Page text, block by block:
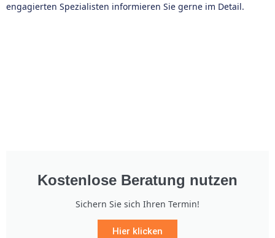
engagierten Spezialisten informieren Sie gerne im Detail.
Kostenlose Beratung nutzen
Sichern Sie sich Ihren Termin!
Hier klicken